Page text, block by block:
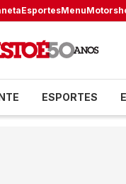
EsportesMenu
ESPORTES